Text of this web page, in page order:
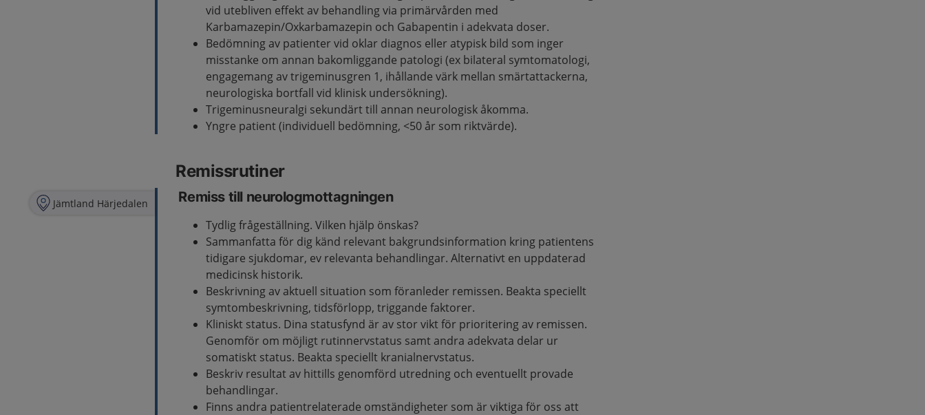
vid utebliven effekt av behandling via primärvården med
Karbamazepin/Oxkarbamazepin och Gabapentin i adekvata doser.
Bedömning av patienter vid oklar diagnos eller atypisk bild som inger
misstanke om annan bakomliggande patologi (ex bilateral symtomatologi,
engagemang av trigeminusgren 1, ihållande värk mellan smärtattackerna,
neurologiska bortfall vid klinisk undersökning).
Trigeminusneuralgi sekundärt till annan neurologisk åkomma.
Yngre patient (individuell bedömning, <50 år som riktvärde).
Remissrutiner
Jämtland Härjedalen Remiss till neurologmottagningen
Tydlig frågeställning. Vilken hjälp önskas?
Sammanfatta för dig känd relevant bakgrundsinformation kring patientens
tidigare sjukdomar, ev relevanta behandlingar. Alternativt en uppdaterad
medicinsk historik.
Beskrivning av aktuell situation som föranleder remissen. Beakta speciellt
symtombeskrivning, tidsförlopp, triggande faktorer.
Kliniskt status. Dina statusfynd är av stor vikt för prioritering av remissen.
Genomför om möjligt rutinnervstatus samt andra adekvata delar ur
somatiskt status. Beakta speciellt kranialnervstatus.
Beskriv resultat av hittills genomförd utredning och eventuellt provade
behandlingar.
Finns andra patientrelaterade omständigheter som är viktiga för oss att